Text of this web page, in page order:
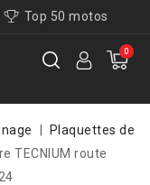
Top 50 motos
0
Plaquettes de
TECNIUM route